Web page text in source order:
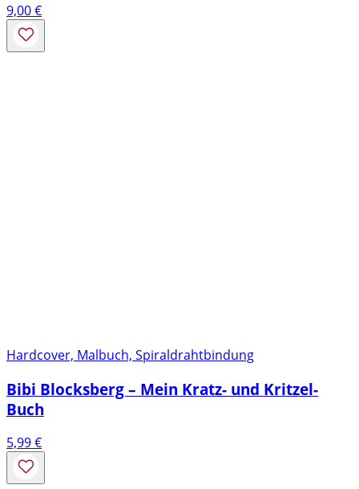
9,00€
Hardcover, Malbuch, Spiraldrahtbindung
Bibi Blocksberg – Mein Kratz- und Kritzel-
Buch
5,99€